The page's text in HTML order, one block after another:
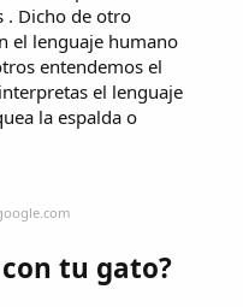
. Dicho de otro
el lenguaje humano
entendemos el
el lenguaje
la espalda o
tu gato?